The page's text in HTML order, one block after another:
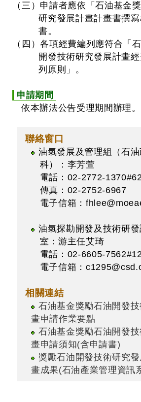
（三）申請者應依「石油基金
研究發展計畫計畫書撰
書。
（四）各項經費編列應符合「
開發技術研究發展計畫
列原則」。
申請期間
依本辦法公告受理期間辦理。
聯絡窗口
油氣發展及管理組（石
科）：李芳萱
電話：02-2772-
傳真：02-2752-6967
電子信箱：
油氣探勘開發及技術研
室：游主任艾琦
電話：02-6605-
電子信箱：
相關連結
石油基金獎勵石油開發
畫申請作業要點
石油基金獎勵石油開發
畫申請須知(含申請書)
獎勵石油開發技術研究
畫成果(石油產業管理資訊